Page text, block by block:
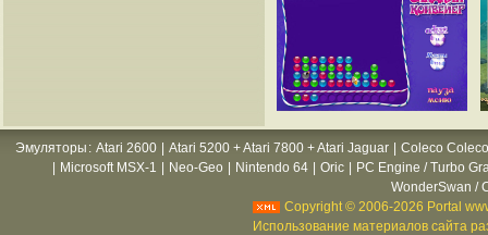
Эмуляторы : Atari 2600 Atari 5200 + Atari 7800 + Atari Jaguar
Coleco
Microsoft MSX-1 Neo-Geo Nintendo 64 Oric
PC Engine / Turbo
WonderSwan /
Copyright © 2006-2026 Portal
Использование материалов сайта